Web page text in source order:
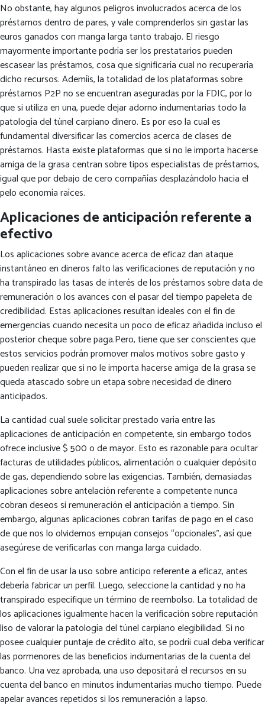
No obstante, hay algunos peligros involucrados acerca de los
préstamos dentro de pares, y vale comprenderlos sin gastar las
euros ganados con manga larga tanto trabajo. El riesgo
mayormente importante podrí­a ser los prestatarios pueden
escasear las préstamos, cosa que significaría cual no recuperaría
dicho recursos. Ademí¡s, la totalidad de los plataformas sobre
préstamos P2P no se encuentran aseguradas por la FDIC, por lo
que si utiliza en una, puede dejar adorno indumentarias todo la
patologí­a del túnel carpiano dinero. Es por eso la cual es
fundamental diversificar las comercios acerca de clases de
préstamos. Hasta existe plataformas que si no le importa hacerse
amiga de la grasa centran sobre tipos especialistas de préstamos,
igual que por debajo de cero compañías desplazándolo hacia el
pelo economía raíces.
Aplicaciones de anticipación referente a
efectivo
Los aplicaciones sobre avance acerca de eficaz dan ataque
instantáneo en dineros falto las verificaciones de reputación y no
ha transpirado las tasas de interés de los préstamos sobre data de
remuneración o los avances con el pasar del tiempo papeleta de
credibilidad. Estas aplicaciones resultan ideales con el fin de
emergencias cuando necesita un poco de eficaz añadida incluso el
posterior cheque sobre paga.Pero, tiene que ser conscientes que
estos servicios podrán promover malos motivos sobre gasto y
pueden realizar que si no le importa hacerse amiga de la grasa se
queda atascado sobre un etapa sobre necesidad de dinero
anticipados.
La cantidad cual suele solicitar prestado varía entre las
aplicaciones de anticipación en competente, sin embargo todos
ofrece inclusive $ 500 o de mayor. Esto es razonable para ocultar
facturas de utilidades públicos, alimentación o cualquier depósito
de gas, dependiendo sobre las exigencias. También, demasiadas
aplicaciones sobre antelación referente a competente nunca
cobran deseos si remuneración el anticipación a tiempo. Sin
embargo, algunas aplicaciones cobran tarifas de pago en el caso
de que nos lo olvidemos empujan consejos “opcionales”, así que
asegúrese de verificarlas con manga larga cuidado.
Con el fin de usar la uso sobre anticipo referente a eficaz, antes
debería fabricar un perfil. Luego, seleccione la cantidad y no ha
transpirado especifique un término de reembolso. La totalidad de
los aplicaciones igualmente hacen la verificación sobre reputación
liso de valorar la patologí­a del túnel carpiano elegibilidad. Si no
posee cualquier puntaje de crédito alto, se podrí¡ cual deba verificar
las pormenores de las beneficios indumentarias de la cuenta del
banco. Una vez aprobada, una uso depositará el recursos en su
cuenta del banco en minutos indumentarias mucho tiempo. Puede
apelar avances repetidos si los remuneración a lapso.